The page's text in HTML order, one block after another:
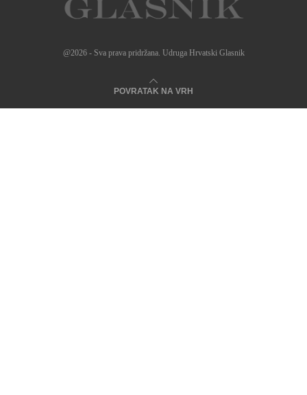
@2026 - Sva prava pridržana. Udruga Hrvatski Glasnik
POVRATAK NA VRH